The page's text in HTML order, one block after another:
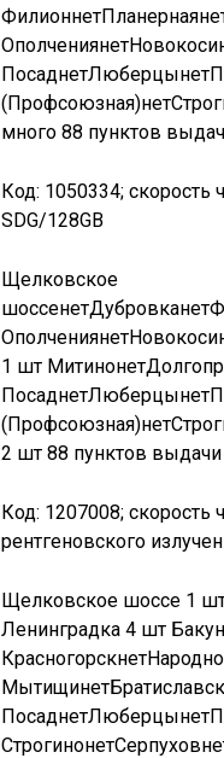
ФилионнетПланерная
Ополчениянет
ПосаднетЛюберцынет
(Профсоюзная)нет
много 88 пунктов
Код: 1050334; скорость
SDG/128GB
Щелковское
шоссенетДубровканет
Ополчениянет
1 шт Митинонет
ПосаднетЛюберцынет
(Профсоюзная)нет
2 шт 88 пунктов выдачи
Код: 1207008; скорость
рентгеновского
Щелковское шоссе 1
Ленинградка 4 шт
Красногорскнет
Мытищинет
ПосаднетЛюберцынет
СтрогинонетСерпухов